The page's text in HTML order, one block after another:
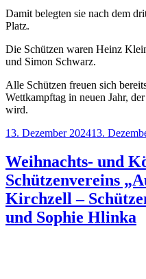
Damit belegten sie nach dem
Platz.
Die Schützen waren Heinz
und Simon Schwarz.
Alle Schützen freuen sich
Wettkampftag in neuen Jahr,
wird.
Veröffentlicht
13. Dezember 202413.
Weihnachts- und
Schützenvereins
Kirchzell –
und Sophie Hlinka